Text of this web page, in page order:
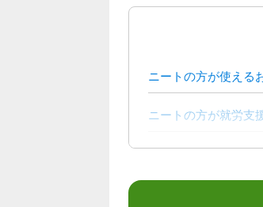
ニートの方が使える
ニートの方が就労支